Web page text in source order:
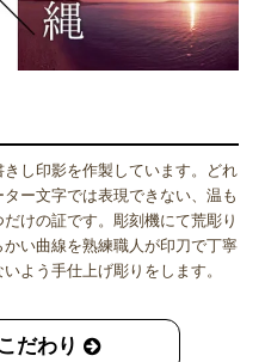
し印影を作製しています。どれ
ー文字では表現できない、温も
けの証です。彫刻機にて荒彫り
い曲線を熟練職人が印刀で丁寧
よう手仕上げ彫りをします。
だわり